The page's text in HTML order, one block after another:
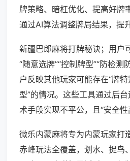
牌策略、暗杠优化、提高好牌
通过AI算法调整牌局结果，提
新疆巴郎麻将打牌秘诀；用户
“随意选牌”“控制牌型”“防检测
户反映其他玩家可能存在“牌
型”的情况。这些工具通过后
术手段实现不平公，且“安全性
微乐内蒙麻将专为内蒙玩家打
赤峰玩法全覆盖，划水、捉鸟